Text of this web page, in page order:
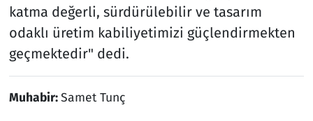
katma değerli, sürdürülebilir ve tasarım
odaklı üretim kabiliyetimizi güçlendirmekten
geçmektedir" dedi.
Muhabir:Samet Tunç